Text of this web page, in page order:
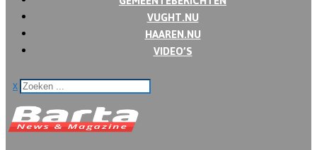
VUGHT.NU
HAAREN.NU
VIDEO’S
x